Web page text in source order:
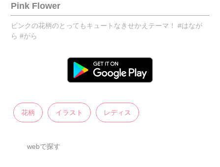
Pink Flower
ピンクの花柄のとってもキュートなきせかえテーマ！ #はなが
ら #がら
花柄 イラスト レディス
webで探す